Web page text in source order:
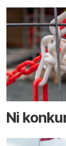
Ni